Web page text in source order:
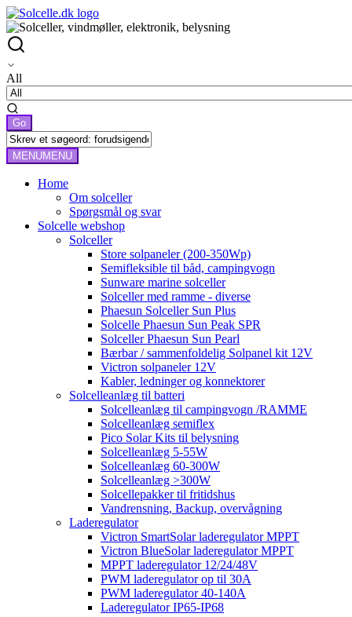
All
MENUMENU
Home
Om solceller
Spørgsmål og svar
Solcelle webshop
Solceller
Store solpaneler (200-350Wp)
Semifleksible til båd, campingvogn
Sunware marine solceller
Solceller med ramme - diverse
Phaesun Solceller Sun Plus
Solcelle Phaesun Sun Peak SPR
Solceller Phaesun Sun Pearl
Bærbar / sammenfoldelig Solpanel kit 12V
Victron solpaneler 12V
Kabler, ledninger og konnektorer
Solcelleanlæg til batteri
Solcelleanlæg til campingvogn /RAMME
Solcelleanlæg semiflex
Pico Solar Kits til belysning
Solcelleanlæg 5-55W
Solcelleanlæg 60-300W
Solcelleanlæg >300W
Solcellepakker til fritidshus
Vandrensning, Backup, overvågning
Laderegulator
Victron SmartSolar laderegulator MPPT
Victron BlueSolar laderegulator MPPT
MPPT laderegulator 12/24/48V
PWM laderegulator op til 30A
PWM laderegulator 40-140A
Laderegulator IP65-IP68